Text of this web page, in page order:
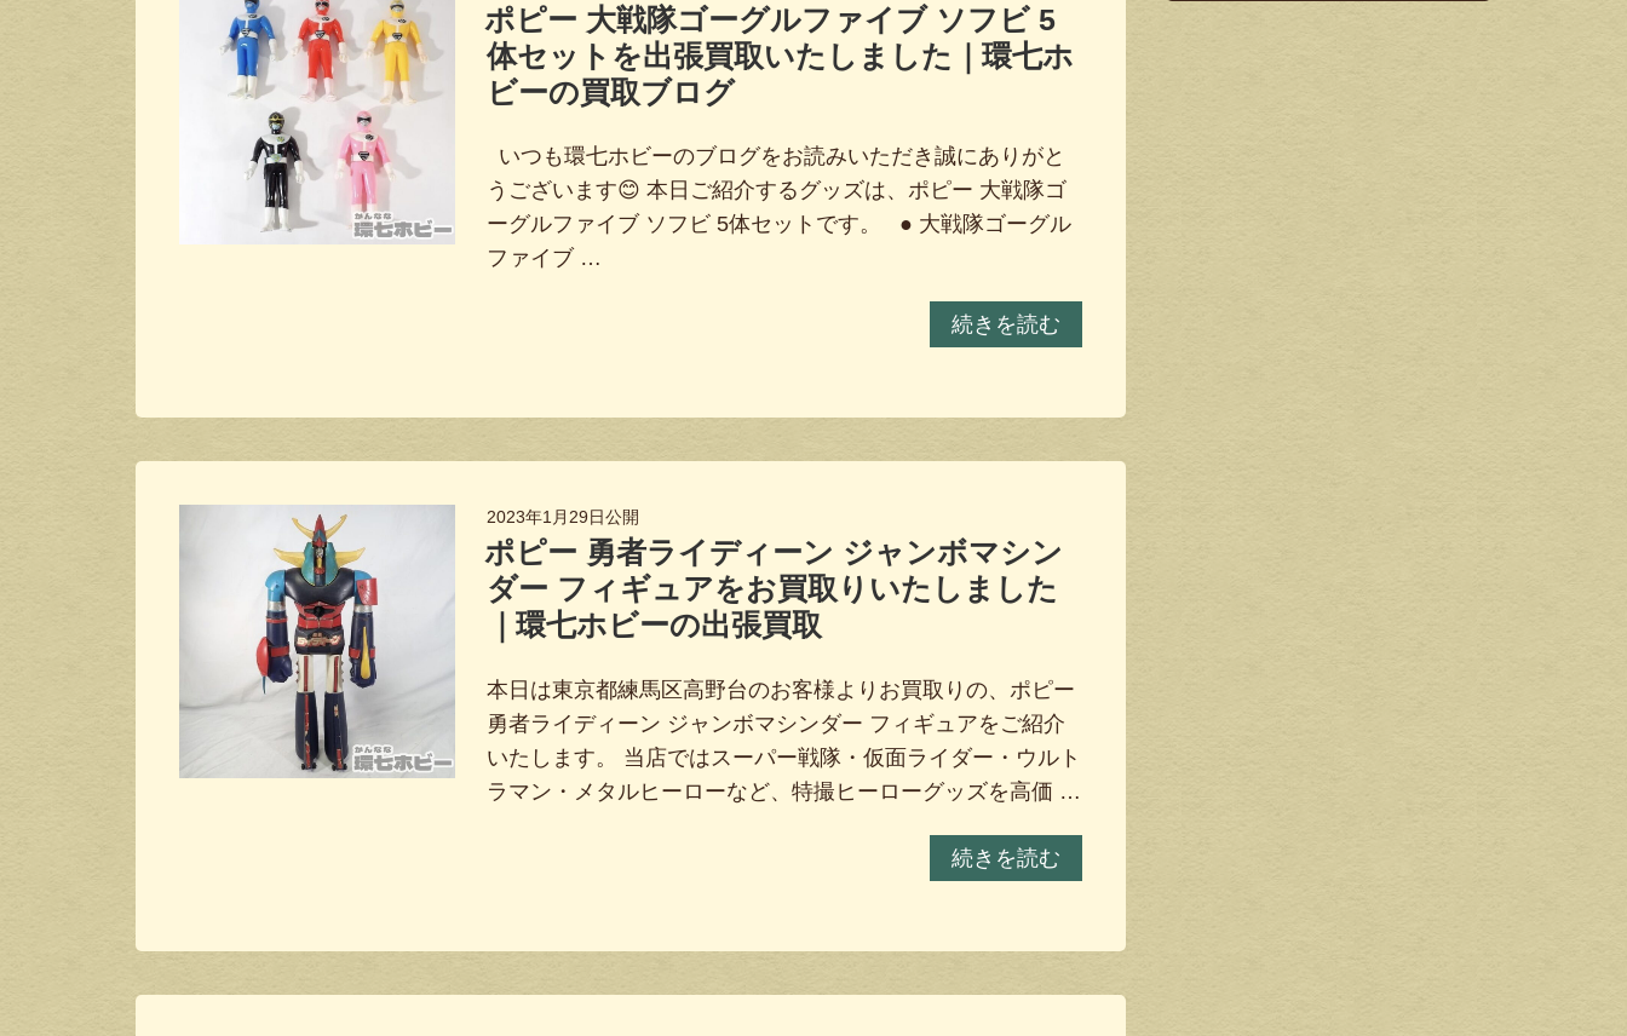
ポピー 大戦隊ゴーグルファイブ ソフビ 5
体セットを出張買取いたしました｜環七ホ
ビーの買取ブログ
いつも環七ホビーのブログをお読みいただき誠にありがと
うございます😊 本日ご紹介するグッズは、ポピー 大戦隊ゴ
ーグルファイブ ソフビ 5体セットです。 ● 大戦隊ゴーグル
ファイブ …
続きを読む
2023年1月29日公開
ポピー 勇者ライディーン ジャンボマシン
ダー フィギュアをお買取りいたしました
｜環七ホビーの出張買取
本日は東京都練馬区高野台のお客様よりお買取りの、ポピー
勇者ライディーン ジャンボマシンダー フィギュアをご紹介
いたします。 当店ではスーパー戦隊・仮面ライダー・ウルト
ラマン・メタルヒーローなど、特撮ヒーローグッズを高価 …
続きを読む